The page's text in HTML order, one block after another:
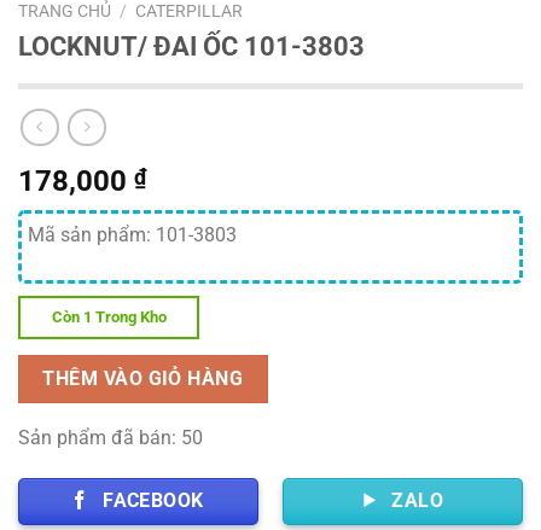
TRANG CHỦ / CATERPILLAR
LOCKNUT/ ĐAI ỐC 101-3803
178,000 ₫
Mã sản phẩm: 101-3803
Còn 1 Trong Kho
THÊM VÀO GIỎ HÀNG
Sản phẩm đã bán: 50
FACEBOOK ZALO